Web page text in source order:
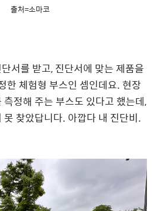
출처=소마코
서를 받고, 진단서에 맞는 제품을
한 체험형 부스인 셈인데요. 현장
정해 주는 부스도 있다고 했는데,
찾았답니다. 아깝다 내 진단비.